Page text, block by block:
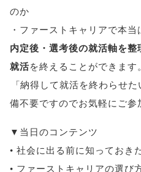
のか
・ファーストキャリアで本
内定後・選考後の就活軸を
就活を終えることができます。
「納得して就活を終わらせた
備不要ですのでお気軽にご参
▼当日のコンテンツ
• 社会に出る前に知っておき
• ファーストキャリアの選び